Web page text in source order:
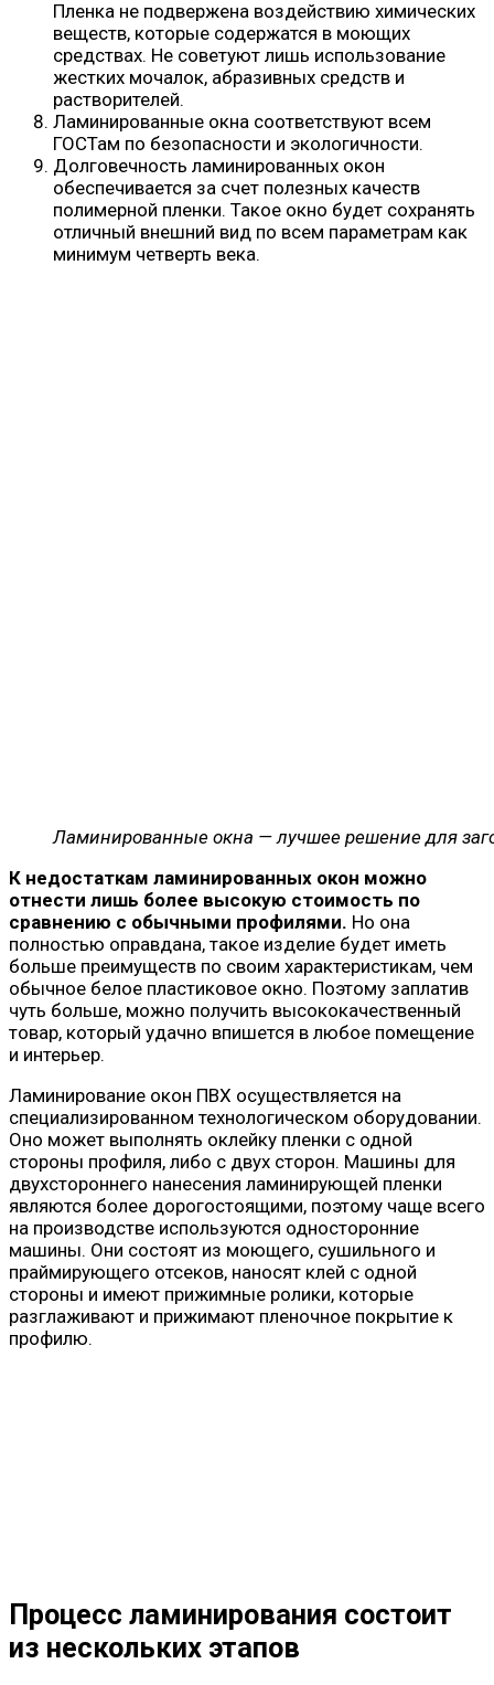
Пленка не подвержена воздействию химических
веществ, которые содержатся в моющих
средствах. Не советуют лишь использование
жестких мочалок, абразивных средств и
растворителей.
Ламинированные окна соответствуют всем
ГОСТам по безопасности и экологичности.
Долговечность ламинированных окон
обеспечивается за счет полезных качеств
полимерной пленки. Такое окно будет сохранять
отличный внешний вид по всем параметрам как
минимум четверть века.
Ламинированные окна — лучшее решение для
К недостаткам ламинированных окон можно
отнести лишь более высокую стоимость по
сравнению с обычными профилями. Но она
полностью оправдана, такое изделие будет иметь
больше преимуществ по своим характеристикам, чем
обычное белое пластиковое окно. Поэтому заплатив
чуть больше, можно получить высококачественный
товар, который удачно впишется в любое помещение
и интерьер.
Ламинирование окон ПВХ осуществляется на
специализированном технологическом оборудовании.
Оно может выполнять оклейку пленки с одной
стороны профиля, либо с двух сторон. Машины для
двухстороннего нанесения ламинирующей пленки
являются более дорогостоящими, поэтому чаще всего
на производстве используются односторонние
машины. Они состоят из моющего, сушильного и
праймирующего отсеков, наносят клей с одной
стороны и имеют прижимные ролики, которые
разглаживают и прижимают пленочное покрытие к
профилю.
Процесс ламинирования состоит
из нескольких этапов